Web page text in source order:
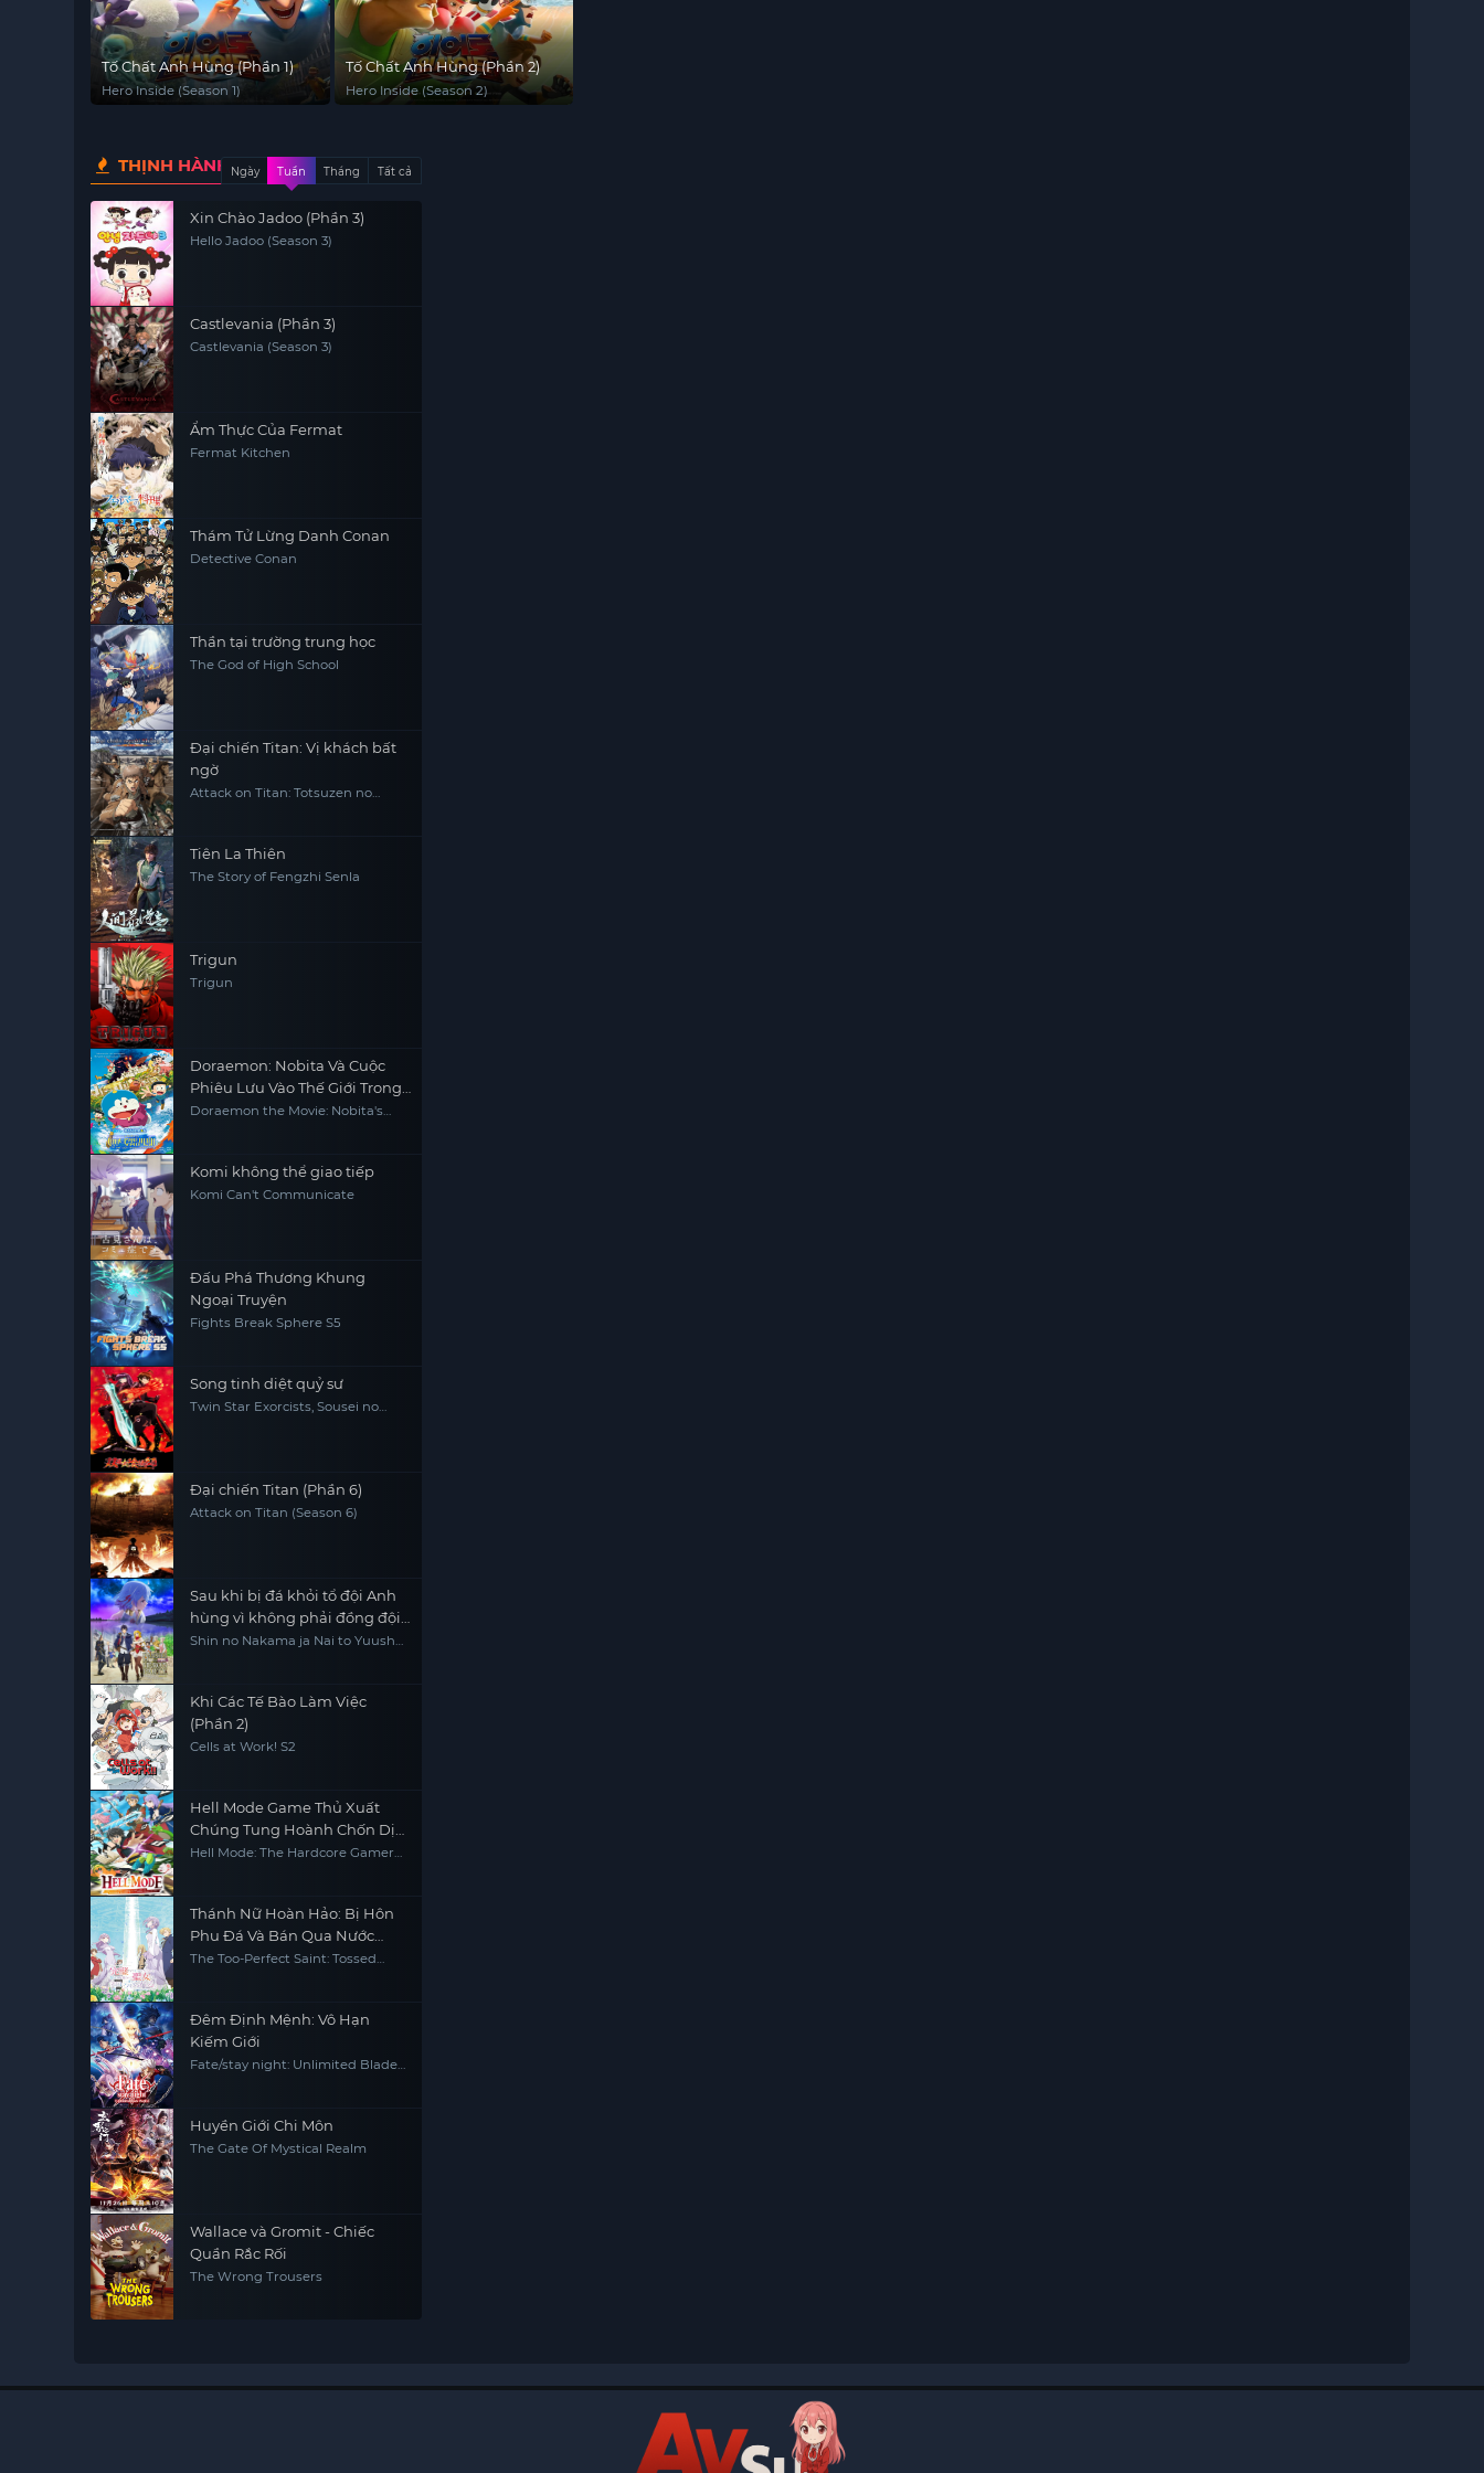
Tố Chất Anh Hùng (Phần 1)
Hero Inside (Season 1)
Tố Chất Anh Hùng (Phần 2)
Hero Inside (Season 2)
THỊNH HÀNHNgày Tuần Tháng Tất cả
Xin Chào Jadoo (Phần 3)
Hello Jadoo (Season 3)
Castlevania (Phần 3)
Castlevania (Season 3)
Ẩm Thực Của Fermat
Fermat Kitchen
Thám Tử Lừng Danh Conan
Detective Conan
Thần tại trường trung học
The God of High School
Đại chiến Titan: Vị khách bất
ngờ
Attack on Titan: Totsuzen no
Tiên La Thiên
The Story of Fengzhi Senla
Trigun
Trigun
Doraemon: Nobita Và Cuộc
Phiêu Lưu Vào Thế Giới Trong
Tranh
Doraemon the Movie: Nobita's
Komi không thể giao tiếp
Komi Can't Communicate
Đấu Phá Thương Khung
Ngoại Truyện
Fights Break Sphere S5
Song tinh diệt quỷ sư
Twin Star Exorcists, Sousei no
Đại chiến Titan (Phần 6)
Attack on Titan (Season 6)
Sau khi bị đá khỏi tổ đội Anh
hùng vì không phải đồng đội
thực sự của họ, tôi quyết định
Shin no Nakama ja Nai to Yuusha
the Hero's Party, I Decided to Live
a Quiet Life in the Countryside
Khi Các Tế Bào Làm Việc
(Phần 2)
Cells at Work! S2
Hell Mode Game Thủ Xuất
Chúng Tung Hoành Chốn Dị
Giới Hỗn Nguyên
Hell Mode: The Hardcore Gamer
Thánh Nữ Hoàn Hảo: Bị Hôn
Phu Đá Và Bán Qua Nước
Khác
The Too-Perfect Saint: Tossed
Đêm Định Mệnh: Vô Hạn
Kiếm Giới
Fate/stay night: Unlimited Blade
Huyền Giới Chi Môn
The Gate Of Mystical Realm
Wallace và Gromit - Chiếc
Quần Rắc Rối
The Wrong Trousers